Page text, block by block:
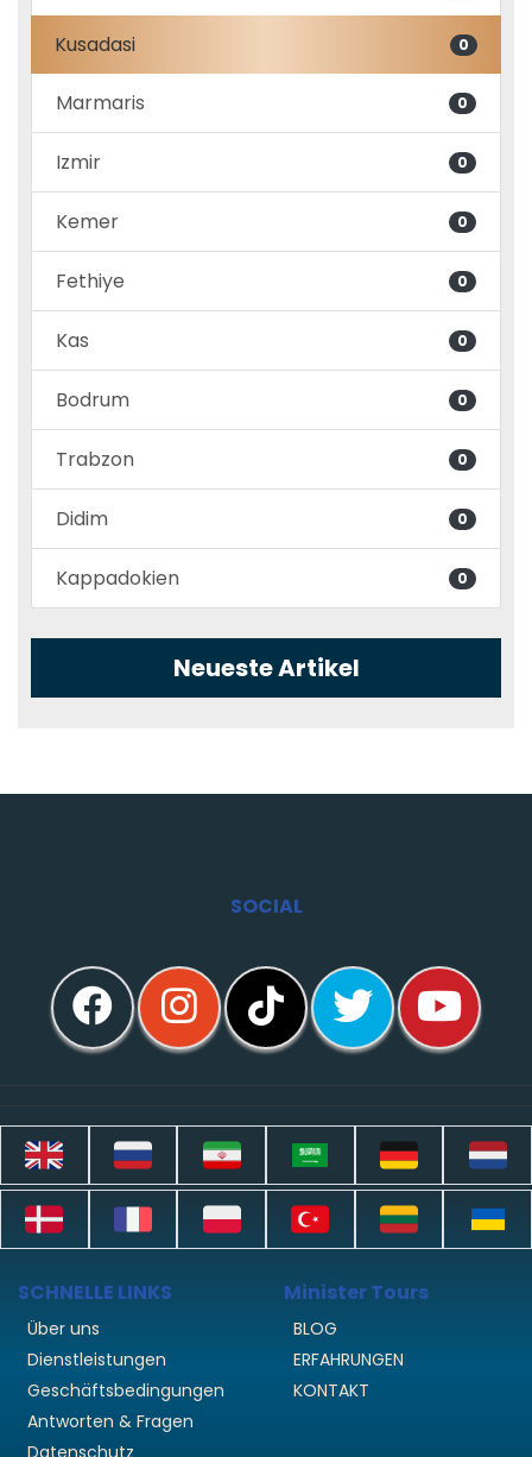
Kusadasi 0
Marmaris 0
Izmir 0
Kemer 0
Fethiye 0
Kas 0
Bodrum 0
Trabzon 0
Didim 0
Kappadokien 0
Neueste Artikel
SOCIAL
SCHNELLE LINKS
Über uns
Dienstleistungen
Geschäftsbedingungen
Antworten & Fragen
Minister Tours
BLOG
ERFAHRUNGEN
KONTAKT